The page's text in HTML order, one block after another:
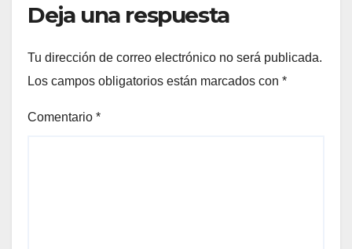
Deja una respuesta
Tu dirección de correo electrónico no será publicada.
Los campos obligatorios están marcados con *
Comentario *